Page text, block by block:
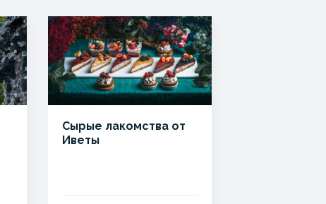
Сырые лакомства от
Иветы